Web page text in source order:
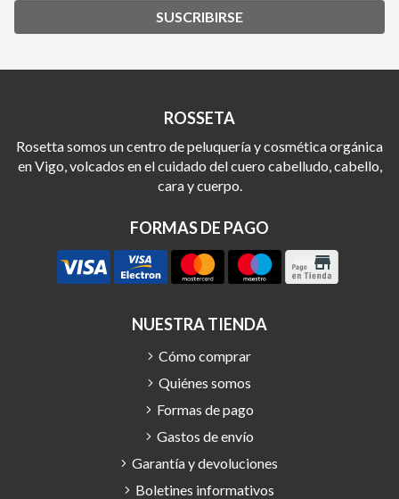
SUSCRIBIRSE
ROSSETA
Rosetta somos un centro de peluquería y cosmética orgánica
en Vigo, volcados en el cuidado del cuero cabelludo, cabello,
cara y cuerpo.
FORMAS DE PAGO
NUESTRA TIENDA
Cómo comprar
Quiénes somos
Formas de pago
Gastos de envío
Garantía y devoluciones
Boletines informativos